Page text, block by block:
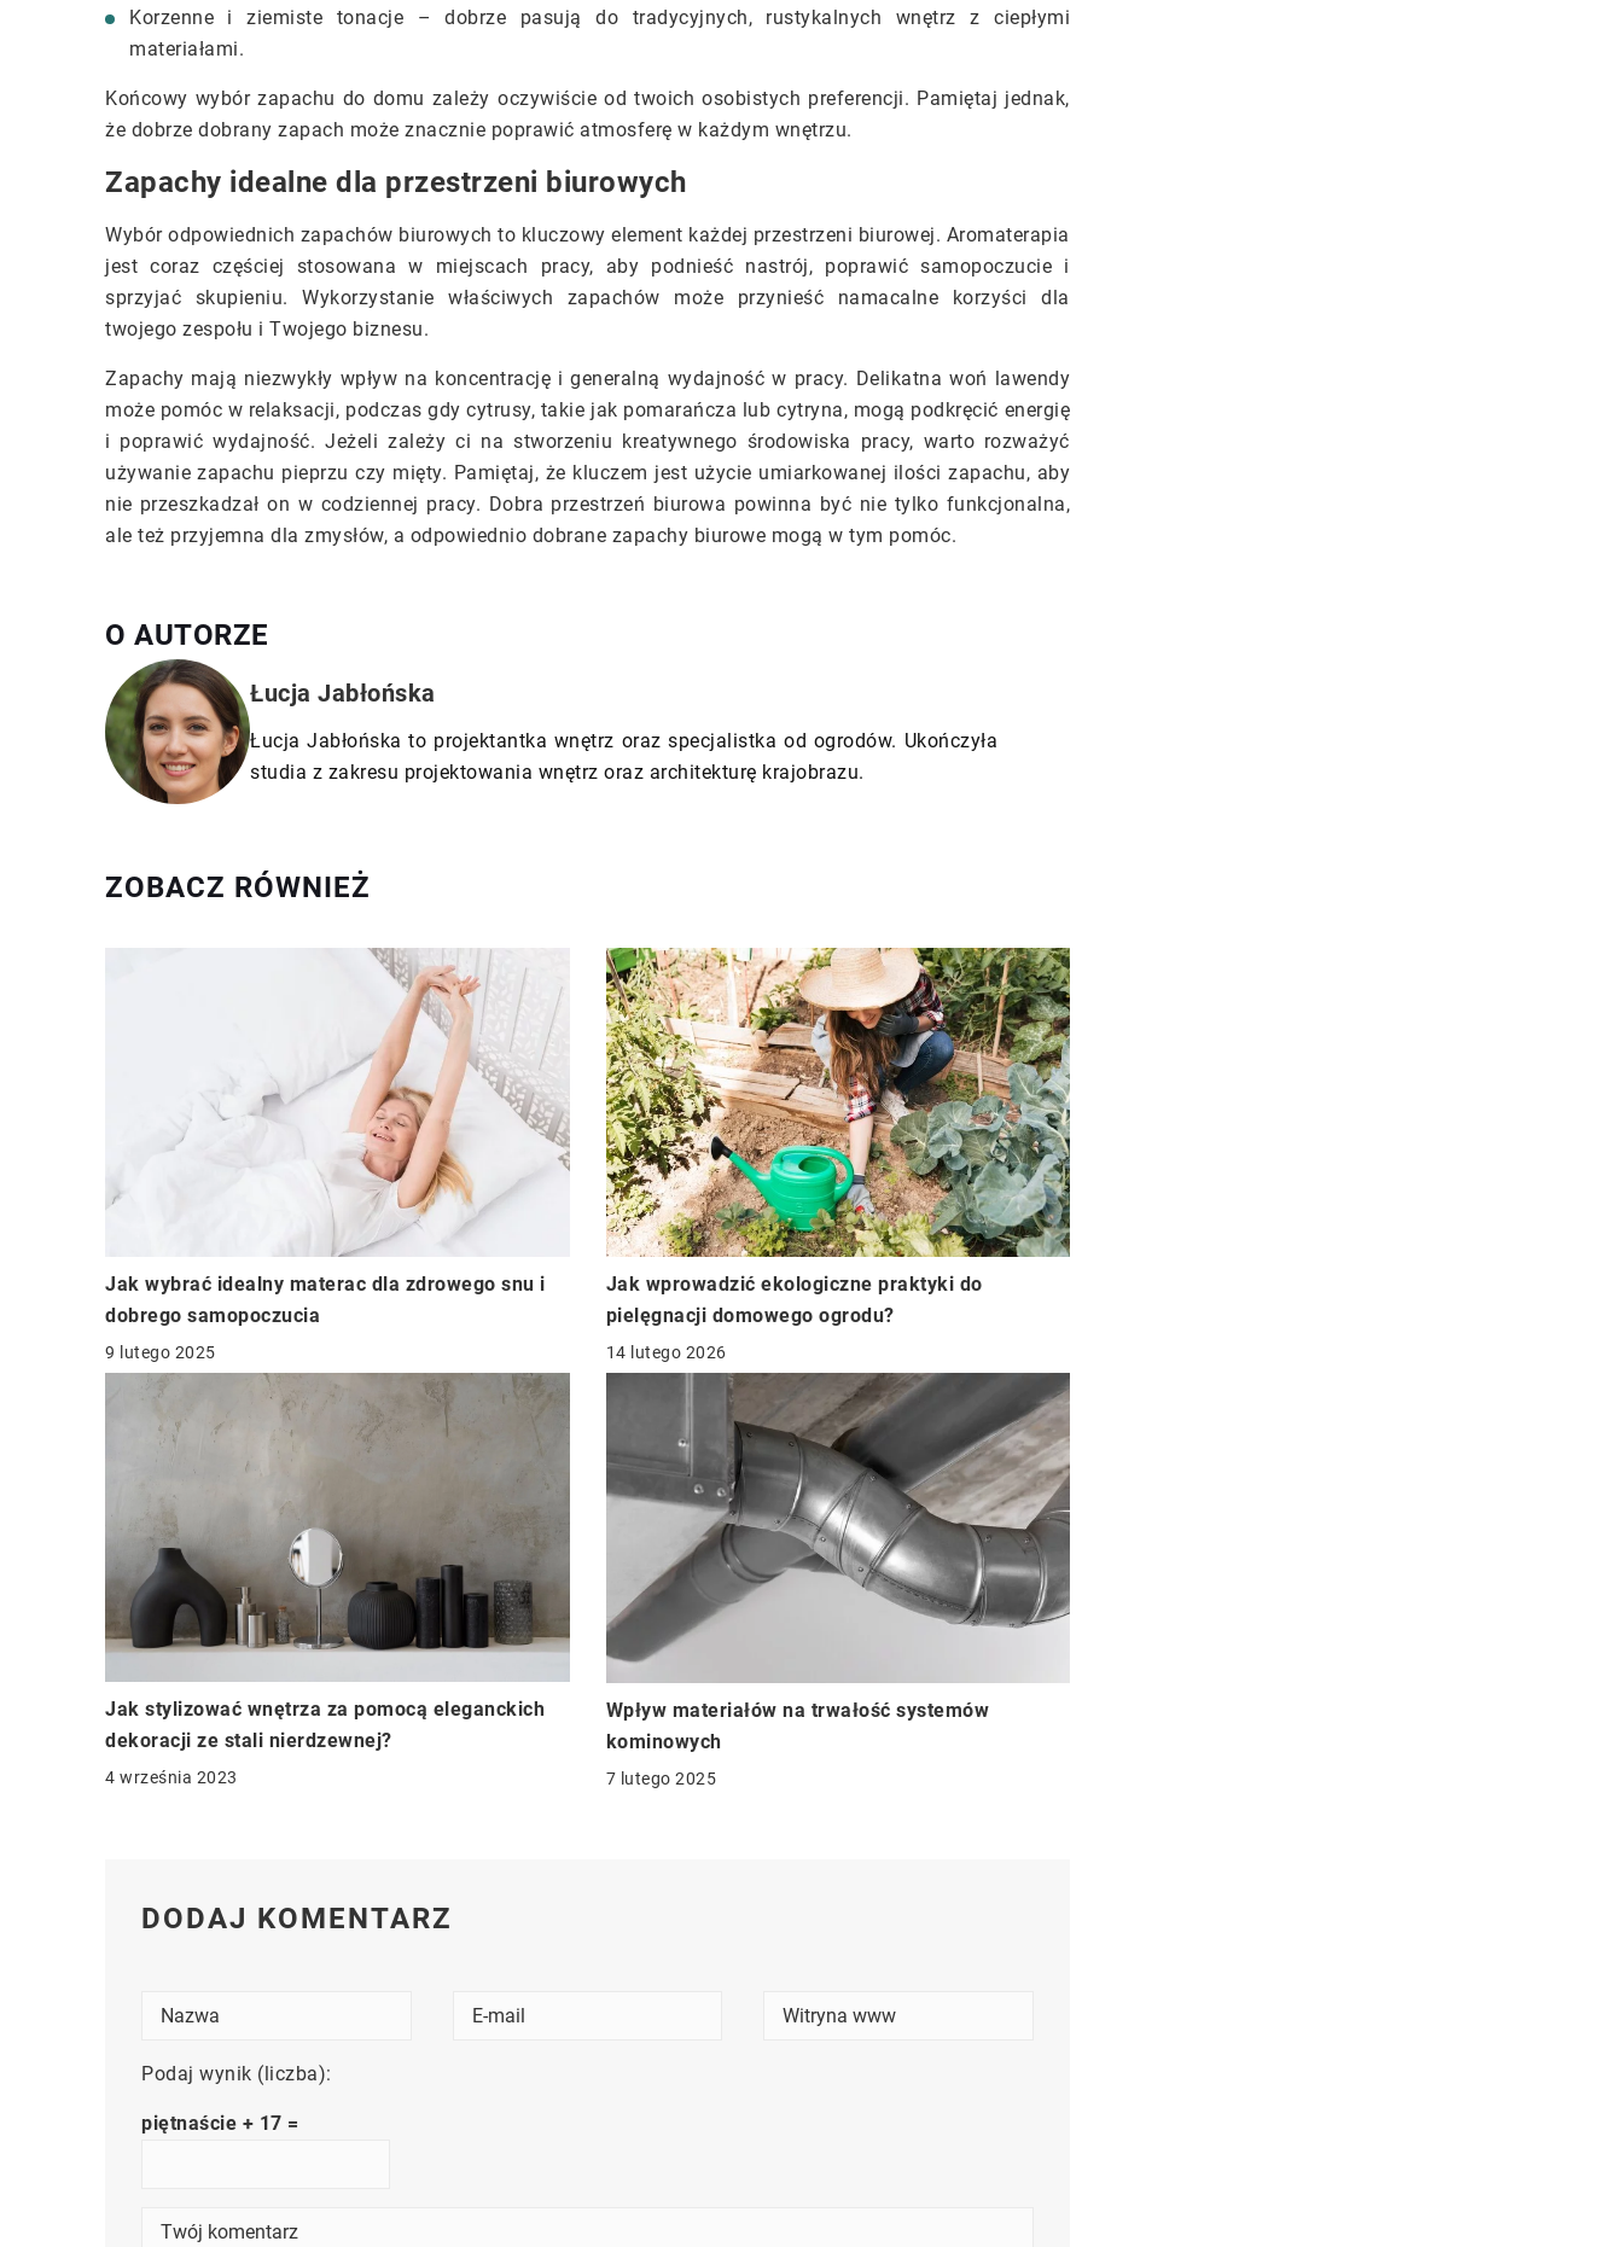
Korzenne i ziemiste tonacje – dobrze pasują do tradycyjnych, rustykalnych wnętrz z ciepłymi
materiałami.
Końcowy wybór zapachu do domu zależy oczywiście od twoich osobistych preferencji. Pamiętaj jednak,
że dobrze dobrany zapach może znacznie poprawić atmosferę w każdym wnętrzu.
Zapachy idealne dla przestrzeni biurowych
Wybór odpowiednich zapachów biurowych to kluczowy element każdej przestrzeni biurowej. Aromaterapia
jest coraz częściej stosowana w miejscach pracy, aby podnieść nastrój, poprawić samopoczucie i
sprzyjać skupieniu. Wykorzystanie właściwych zapachów może przynieść namacalne korzyści dla
twojego zespołu i Twojego biznesu.
Zapachy mają niezwykły wpływ na koncentrację i generalną wydajność w pracy. Delikatna woń lawendy
może pomóc w relaksacji, podczas gdy cytrusy, takie jak pomarańcza lub cytryna, mogą podkręcić energię
i poprawić wydajność. Jeżeli zależy ci na stworzeniu kreatywnego środowiska pracy, warto rozważyć
używanie zapachu pieprzu czy mięty. Pamiętaj, że kluczem jest użycie umiarkowanej ilości zapachu, aby
nie przeszkadzał on w codziennej pracy. Dobra przestrzeń biurowa powinna być nie tylko funkcjonalna,
ale też przyjemna dla zmysłów, a odpowiednio dobrane zapachy biurowe mogą w tym pomóc.
O AUTORZE
Łucja Jabłońska
Łucja Jabłońska to projektantka wnętrz oraz specjalistka od ogrodów. Ukończyła
studia z zakresu projektowania wnętrz oraz architekturę krajobrazu.
ZOBACZ RÓWNIEŻ
Jak wybrać idealny materac dla zdrowego snu i
dobrego samopoczucia
9 lutego 2025
Jak wprowadzić ekologiczne praktyki do
pielęgnacji domowego ogrodu?
14 lutego 2026
Jak stylizować wnętrza za pomocą eleganckich
dekoracji ze stali nierdzewnej?
4 września 2023
Wpływ materiałów na trwałość systemów
kominowych
7 lutego 2025
DODAJ KOMENTARZ
Podaj wynik (liczba):
piętnaście + 17 =